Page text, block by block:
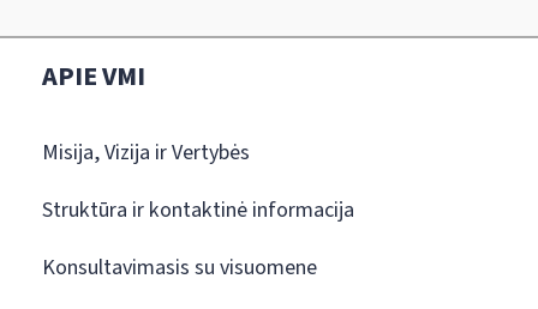
APIE VMI
Misija, Vizija ir Vertybės
Struktūra ir kontaktinė informacija
Konsultavimasis su visuomene